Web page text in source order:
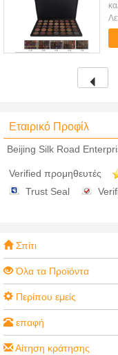
Εταιρικό Προφίλ
Beijing Silk Road
Verified προμηθευτές
Trust Seal
Σπίτι
Όλα τα Προϊόντα
Περίπου εμείς
επαφή
Αίτηση κράτησης